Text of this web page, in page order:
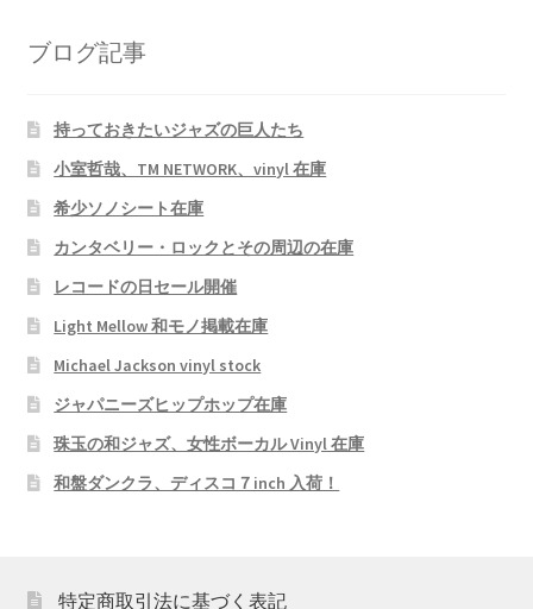
ブログ記事
持っておきたいジャズの巨人たち
小室哲哉、TM NETWORK、vinyl 在庫
希少ソノシート在庫
カンタベリー・ロックとその周辺の在庫
レコードの日セール開催
Light Mellow 和モノ掲載在庫
Michael Jackson vinyl stock
ジャパニーズヒップホップ在庫
珠玉の和ジャズ、女性ボーカル Vinyl 在庫
和盤ダンクラ、ディスコ７inch 入荷！
特定商取引法に基づく表記